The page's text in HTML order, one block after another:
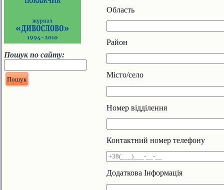
Пошук по сайту:
Область
Район
Місто/село
Номер відділення
Контактний номер телефону
Додаткова Інформація